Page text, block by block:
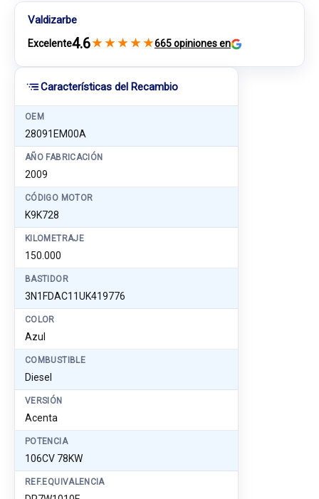
Características del Recambio
OEM
28091EM00A
AÑO FABRICACIÓN
2009
CÓDIGO MOTOR
K9K728
KILOMETRAJE
150.000
BASTIDOR
3N1FDAC11UK419776
COLOR
Azul
COMBUSTIBLE
Diesel
VERSIÓN
Acenta
POTENCIA
106CV 78KW
REF.EQUIVALENCIA
Valdizarbe
Excelente4.6★ ★ ★ ★ ★665 opiniones en